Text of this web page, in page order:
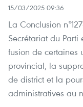
15/03/2025 09:36
La Conclusion
Secrétariat du Parti
fusion de certaines
provincial, la
de district et la
administratives au